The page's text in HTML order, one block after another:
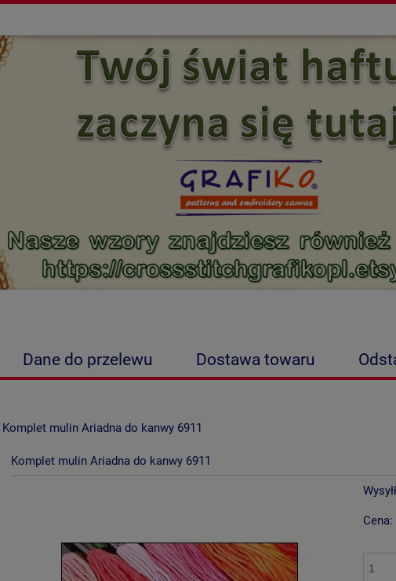
Dane do przelewu Dostawa towaru
Komplet mulin Ariadna do kanwy 6911
Komplet mulin Ariadna do kanwy 6911
Cena: